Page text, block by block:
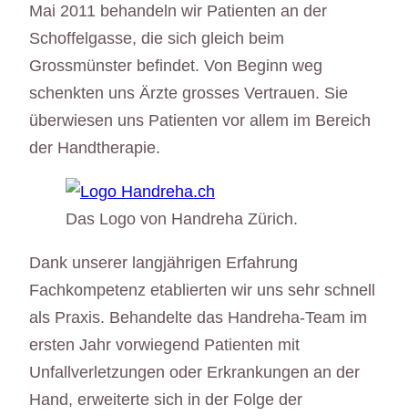
Mai 2011 behandeln wir Patienten an der
Schoffelgasse, die sich gleich beim
Grossmünster befindet. Von Beginn weg
schenkten uns Ärzte grosses Vertrauen. Sie
überwiesen uns Patienten vor allem im Bereich
der Handtherapie.
Das Logo von Handreha Zürich.
Dank unserer langjährigen Erfahrung
Fachkompetenz etablierten wir uns sehr schnell
als Praxis. Behandelte das Handreha-Team im
ersten Jahr vorwiegend Patienten mit
Unfallverletzungen oder Erkrankungen an der
Hand, erweiterte sich in der Folge der